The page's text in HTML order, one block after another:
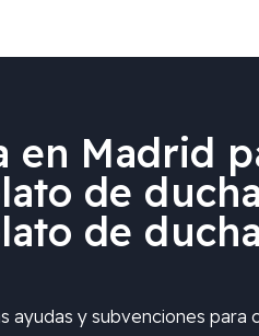
en Madrid
de
de ducha
ayudas y subvenciones para